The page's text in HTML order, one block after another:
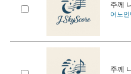
주께
어노
주께